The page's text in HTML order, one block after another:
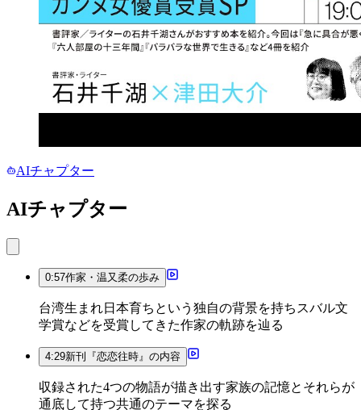
AIチャプター
AIチャプター
0:57作家・温又柔の歩み
台湾生まれ日本育ちという独自の背景を持ちスバル文
学賞などを受賞してきた作家の軌跡を辿る
4:29新刊『恋恋往時』の内容
収録された4つの物語が描き出す家族の記憶とそれらが
通底して持つ共通のテーマを探る